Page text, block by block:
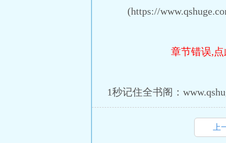
(https://
章节错误,
1秒记住全书阁：
上